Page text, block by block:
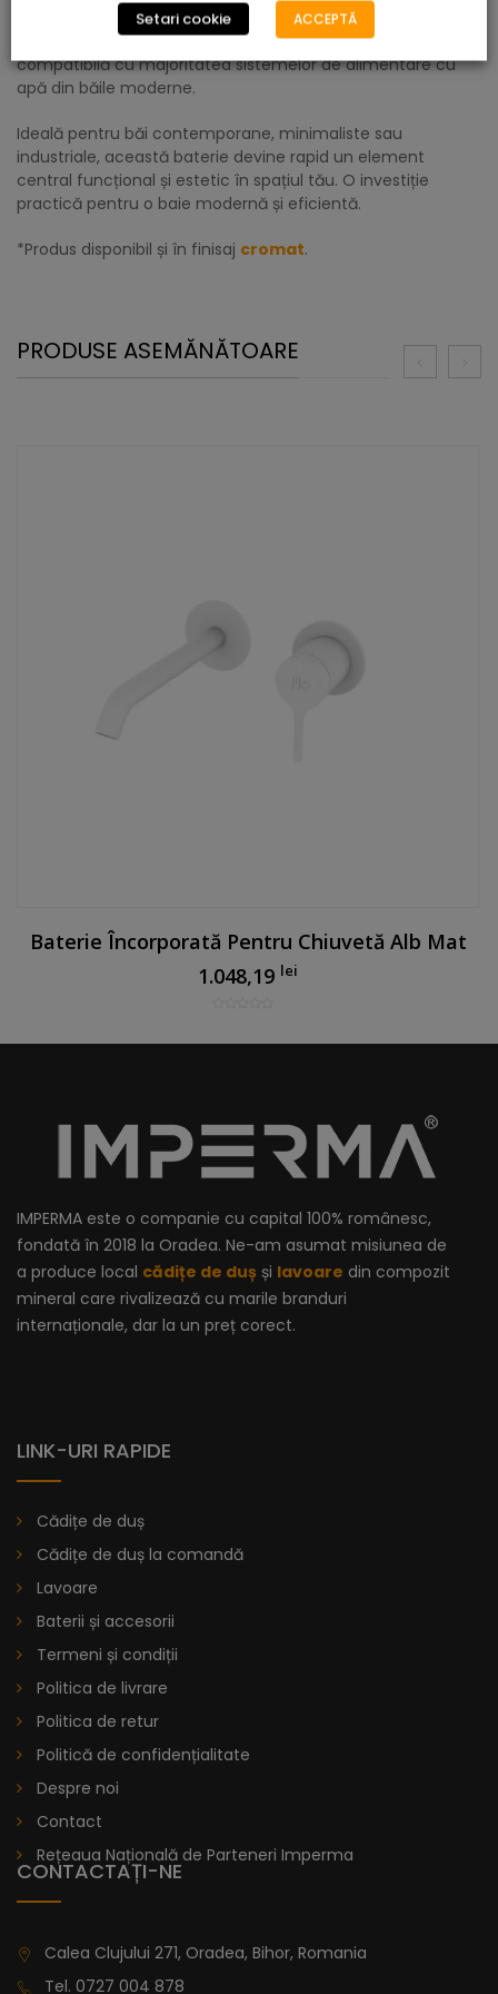
Instalarea este simplă, prin conectarea standard 2-G3/8″,
compatibilă cu majoritatea sistemelor de alimentare cu
apă din băile moderne.
Ideală pentru băi contemporane, minimaliste sau
industriale, această baterie devine rapid un element
central funcțional și estetic în spațiul tău. O investiție
practică pentru o baie modernă și eficientă.
*Produs disponibil și în finisaj cromat.
PRODUSE ASEMĂNĂTOARE
Baterie Încorporată Pentru Chiuvetă Alb Mat
1.048,19 lei
IMPERMA este o companie cu capital 100% românesc,
fondată în 2018 la Oradea. Ne-am asumat misiunea de
a produce local cădițe de duș și lavoare din compozit
mineral care rivalizează cu marile branduri
internaționale, dar la un preț corect.
LINK-URI RAPIDE
Cădițe de duș
Cădițe de duș la comandă
Lavoare
Baterii și accesorii
Termeni și condiții
Politica de livrare
Politica de retur
Politică de confidențialitate
Despre noi
Contact
Rețeaua Națională de Parteneri Imperma
CONTACTAȚI-NE
Calea Clujului 271, Oradea, Bihor, Romania
Tel. 0727 004 878
Setari cookie ACCEPTĂ